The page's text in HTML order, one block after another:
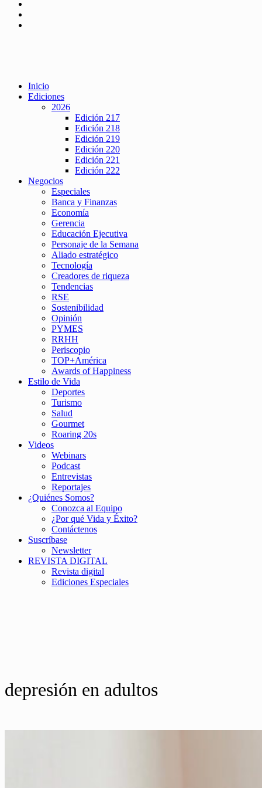
Inicio
Ediciones
2026
Edición 217
Edición 218
Edición 219
Edición 220
Edición 221
Edición 222
Negocios
Especiales
Banca y Finanzas
Economía
Gerencia
Educación Ejecutiva
Personaje de la Semana
Aliado estratégico
Tecnología
Creadores de riqueza
Tendencias
RSE
Sostenibilidad
Opinión
PYMES
RRHH
Periscopio
TOP+América
Awards of Happiness
Estilo de Vida
Deportes
Turismo
Salud
Gourmet
Roaring 20s
Videos
Webinars
Podcast
Entrevistas
Reportajes
¿Quiénes Somos?
Conozca al Equipo
¿Por qué Vida y Éxito?
Contáctenos
Suscríbase
Newsletter
REVISTA DIGITAL
Revista digital
Ediciones Especiales
depresión en adultos